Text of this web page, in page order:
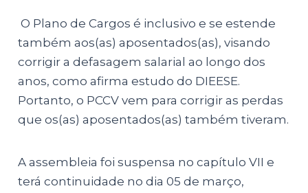
O Plano de Cargos é inclusivo e se estende
também aos(as) aposentados(as), visando
corrigir a defasagem salarial ao longo dos
anos, como afirma estudo do DIEESE.
Portanto, o PCCV vem para corrigir as perdas
que os(as) aposentados(as) também tiveram.
A assembleia foi suspensa no capítulo VII e
terá continuidade no dia 05 de março,